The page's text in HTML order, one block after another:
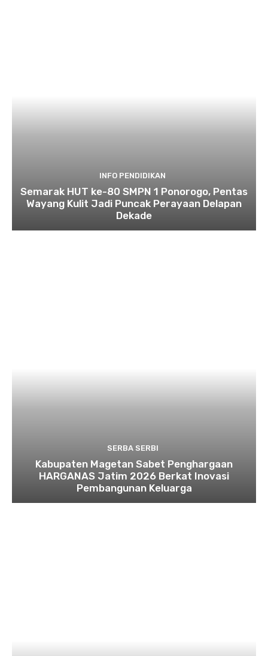
INFO PENDIDIKAN
Semarak HUT ke-80 SMPN 1 Ponorogo, Pentas
Wayang Kulit Jadi Puncak Perayaan Delapan
Dekade
SERBA SERBI
Kabupaten Magetan Sabet Penghargaan
HARGANAS Jatim 2026 Berkat Inovasi
Pembangunan Keluarga